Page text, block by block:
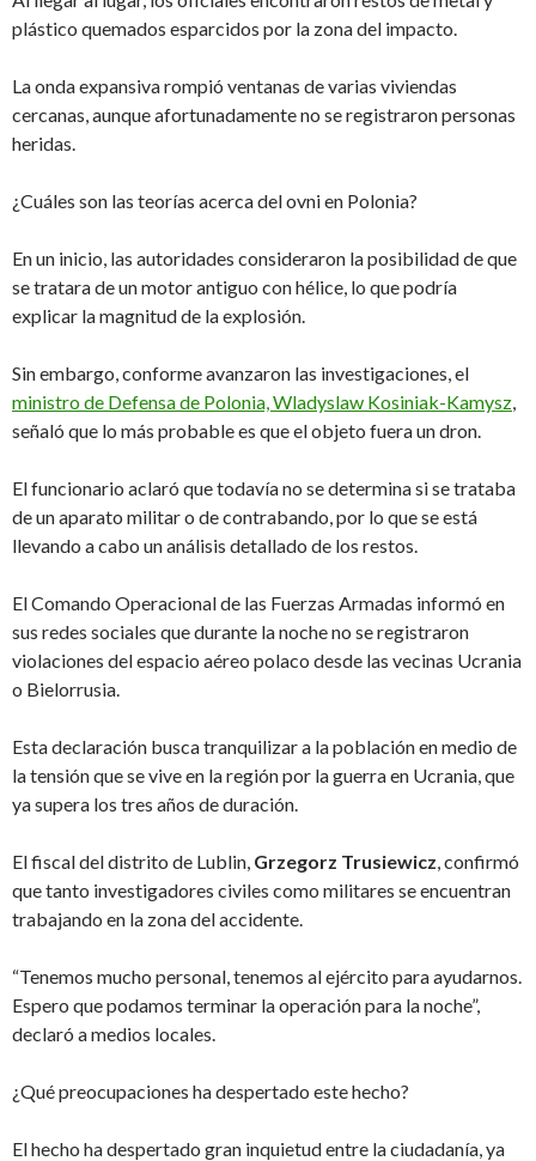
plástico quemados esparcidos por la zona del impacto.
La onda expansiva rompió ventanas de varias viviendas
cercanas, aunque afortunadamente no se registraron personas
heridas.
¿Cuáles son las teorías acerca del ovni en Polonia?
En un inicio, las autoridades consideraron la posibilidad de que
se tratara de un motor antiguo con hélice, lo que podría
explicar la magnitud de la explosión.
Sin embargo, conforme avanzaron las investigaciones, el
ministro de Defensa de Polonia, Wladyslaw Kosiniak-Kamysz
señaló que lo más probable es que el objeto fuera un dron.
El funcionario aclaró que todavía no se determina si se trataba
de un aparato militar o de contrabando, por lo que se está
llevando a cabo un análisis detallado de los restos.
El Comando Operacional de las Fuerzas Armadas informó en
sus redes sociales que durante la noche no se registraron
violaciones del espacio aéreo polaco desde las vecinas Ucrania
o Bielorrusia.
Esta declaración busca tranquilizar a la población en medio de
la tensión que se vive en la región por la guerra en Ucrania, que
ya supera los tres años de duración.
El fiscal del distrito de Lublin, Grzegorz Trusiewicz , confirmó
que tanto investigadores civiles como militares se encuentran
trabajando en la zona del accidente.
“Tenemos mucho personal, tenemos al ejército para ayudarnos.
Espero que podamos terminar la operación para la noche”,
declaró a medios locales.
¿Qué preocupaciones ha despertado este hecho?
El hecho ha despertado gran inquietud entre la ciudadanía, ya